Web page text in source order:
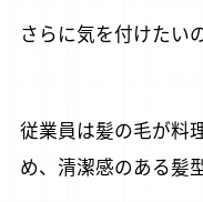
さらに気を付けたい
従業員は髪の毛が料
め、清潔感のある髪